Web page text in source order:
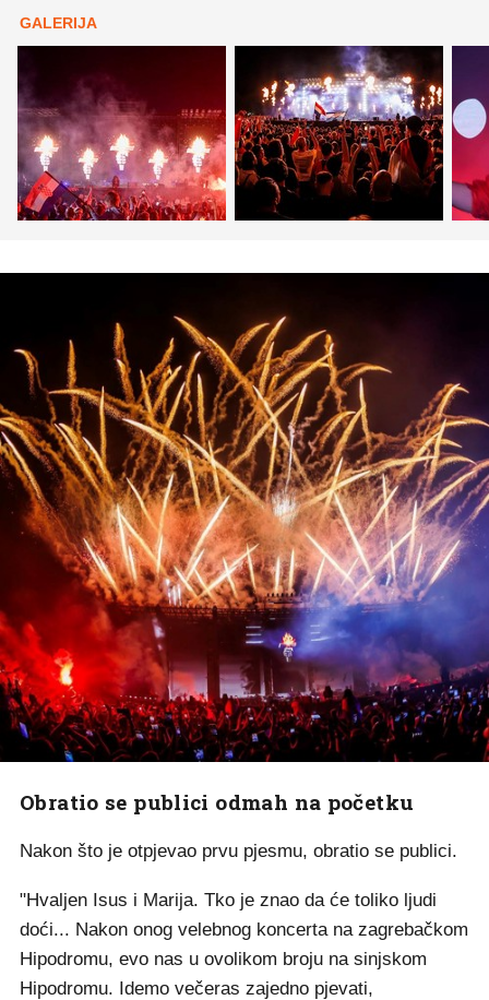
GALERIJA
Obratio se publici odmah na početku
Nakon što je otpjevao prvu pjesmu, obratio se publici.
"Hvaljen Isus i Marija. Tko je znao da će toliko ljudi
doći... Nakon onog velebnog koncerta na zagrebačkom
Hipodromu, evo nas u ovolikom broju na sinjskom
Hipodromu. Idemo večeras zajedno pjevati,